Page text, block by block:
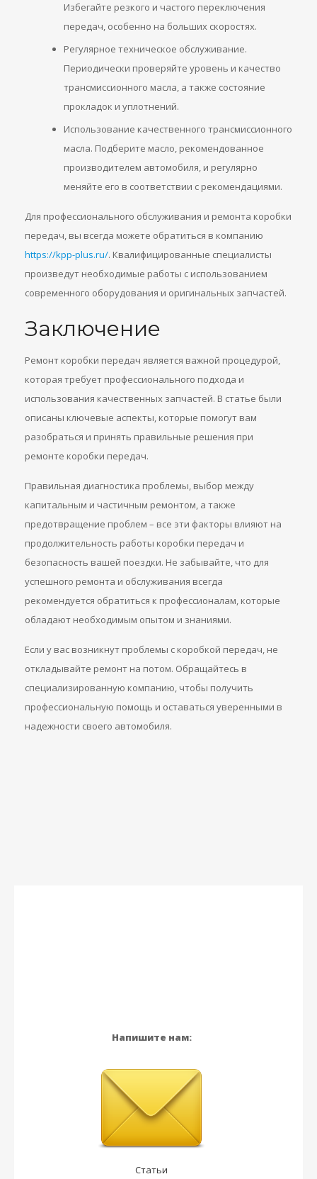
Избегайте резкого и частого переключения
передач, особенно на больших скоростях.
Регулярное техническое обслуживание.
Периодически проверяйте уровень и качество
трансмиссионного масла, а также состояние
прокладок и уплотнений.
Использование качественного трансмиссионного
масла. Подберите масло, рекомендованное
производителем автомобиля, и регулярно
меняйте его в соответствии с рекомендациями.
Для профессионального обслуживания и ремонта коробки
передач, вы всегда можете обратиться в компанию
https://kpp-plus.ru/. Квалифицированные специалисты
произведут необходимые работы с использованием
современного оборудования и оригинальных запчастей.
Заключение
Ремонт коробки передач является важной процедурой,
которая требует профессионального подхода и
использования качественных запчастей. В статье были
описаны ключевые аспекты, которые помогут вам
разобраться и принять правильные решения при
ремонте коробки передач.
Правильная диагностика проблемы, выбор между
капитальным и частичным ремонтом, а также
предотвращение проблем – все эти факторы влияют на
продолжительность работы коробки передач и
безопасность вашей поездки. Не забывайте, что для
успешного ремонта и обслуживания всегда
рекомендуется обратиться к профессионалам, которые
обладают необходимым опытом и знаниями.
Если у вас возникнут проблемы с коробкой передач, не
откладывайте ремонт на потом. Обращайтесь в
специализированную компанию, чтобы получить
профессиональную помощь и оставаться уверенными в
надежности своего автомобиля.
Напишите нам:
Статьи